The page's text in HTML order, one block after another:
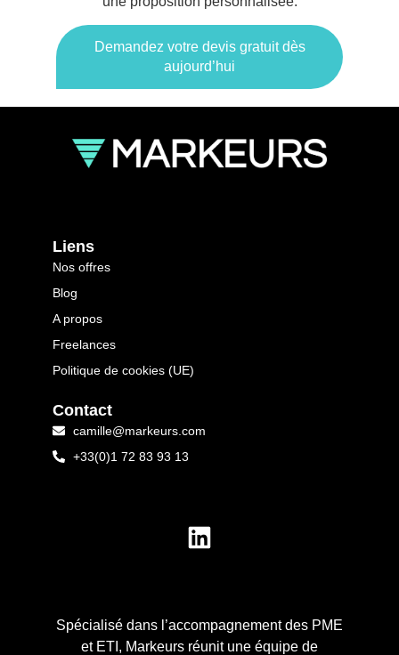
Demandez votre devis gratuit dès
aujourd’hui
Spécialisé dans l’accompagnement des PME
et ETI, Markeurs réunit une équipe de
Liens
Nos offres
Blog
A propos
Freelances
Politique de cookies (UE)
Contact
camille@markeurs.com
+33(0)1 72 83 93 13